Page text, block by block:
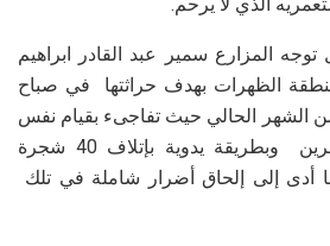
المزارع سمير عبد القادر ابراهيم
الظهرات بهدف حراثتها في صباح
الثلاثاء الموافق 21 من الشهر الحالي حيث تفاجىء بقيام نفس
المجموعة من المستعمرين وبطريقة يدوية بإتلاف 40 شجرة
35عاماً، مما أدى إلى إلحاق أضرار شاملة في تلك